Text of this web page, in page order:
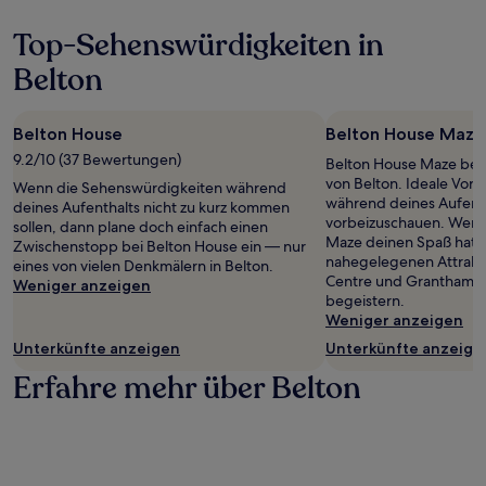
gelten.
Top-Sehenswürdigkeiten in
Belton
Belton House
9.2/10 (37 Bewertungen)
Wenn die Sehenswürdigkeiten während
deines Aufenthalts nicht zu kurz kommen
sollen, dann plane doch einfach einen
Zwischenstopp bei Belton House ein — nur
eines von vielen Denkmälern in Belton.
Weniger anzeigen
Unterkünfte anzeigen
Belton House Maze
Belton House Maze
von Belton. Ideale
während deines
vorbeizuschauen.
Maze deinen Spaß
nahegelegenen
Centre und Grantham
begeistern.
Weniger anzeigen
Unterkünfte
Erfahre mehr über Belton